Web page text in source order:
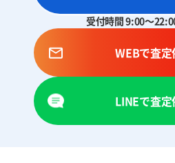
受付時間 9:00～
WEBで査
LINEで査定